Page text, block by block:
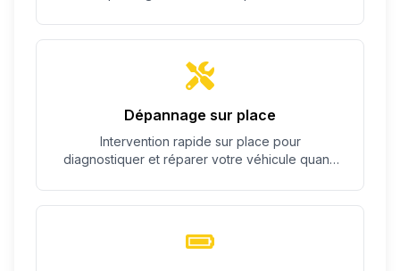
Dépannage sur place
Intervention rapide sur place pour
diagnostiquer et réparer votre véhicule quand